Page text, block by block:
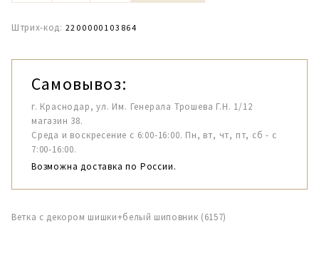
Штрих-код: 2200000103864
Самовывоз:
г. Краснодар, ул. Им. Генерала Трошева Г.Н. 1/12
магазин 38.
Среда и воскресение с 6:00-16:00. Пн, вт, чт, пт, сб - с
7:00-16:00.
Возможна доставка по России.
Ветка с декором шишки+белый шиповник (6157)